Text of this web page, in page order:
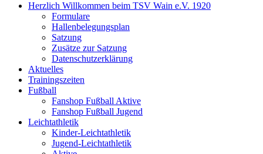
Herzlich Willkommen beim TSV Wain e.V. 1920
Formulare
Hallenbelegungsplan
Satzung
Zusätze zur Satzung
Datenschutzerklärung
Aktuelles
Trainingszeiten
Fußball
Fanshop Fußball Aktive
Fanshop Fußball Jugend
Leichtathletik
Kinder-Leichtathletik
Jugend-Leichtathletik